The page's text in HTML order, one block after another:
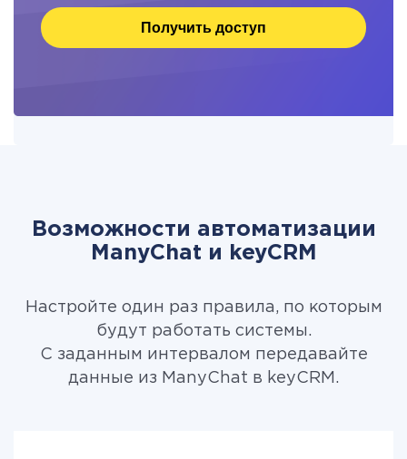
Получить доступ
Возможности автоматизации
ManyChat и keyCRM
Настройте один раз правила, по которым
будут работать системы.
С заданным интервалом передавайте
данные из ManyChat в keyCRM.